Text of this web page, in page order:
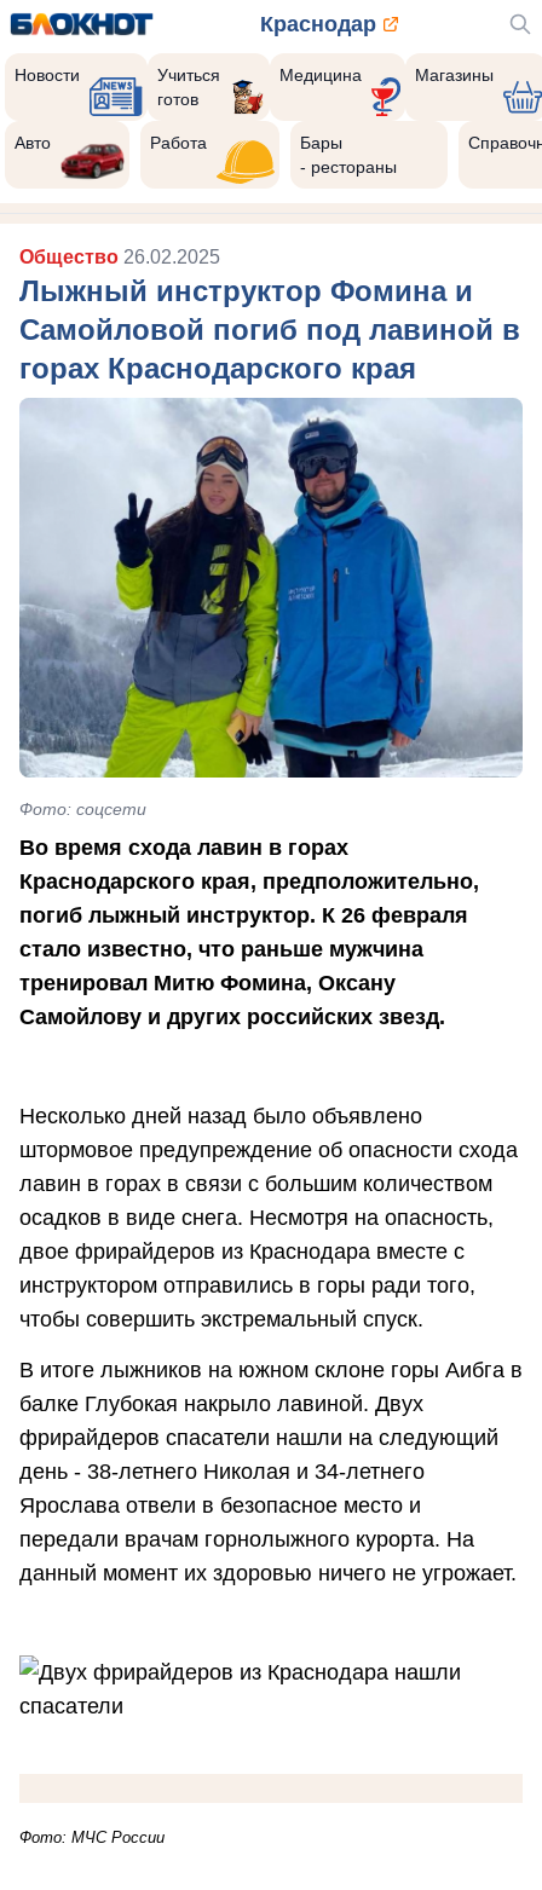
Краснодар
Новости
Учиться
готов
Медицина Магазины
Авто Работа
Бары
- рестораны
Общество 26.02.2025
Лыжный инструктор Фомина и
Самойловой погиб под лавиной в
горах Краснодарского края
Фото: соцсети
Во время схода лавин в горах
Краснодарского края, предположительно,
погиб лыжный инструктор. К 26 февраля
стало известно, что раньше мужчина
тренировал Митю Фомина, Оксану
Самойлову и других российских звезд.
Несколько дней назад было объявлено
штормовое предупреждение об опасности схода
лавин в горах в связи с большим количеством
осадков в виде снега. Несмотря на опасность,
двое фрирайдеров из Краснодара вместе с
инструктором отправились в горы ради того,
чтобы совершить экстремальный спуск.
В итоге лыжников на южном склоне горы Аибга в
балке Глубокая накрыло лавиной. Двух
фрирайдеров спасатели нашли на следующий
день - 38-летнего Николая и 34-летнего
Ярослава отвели в безопасное место и
передали врачам горнолыжного курорта. На
данный момент их здоровью ничего не угрожает.
Фото: МЧС России